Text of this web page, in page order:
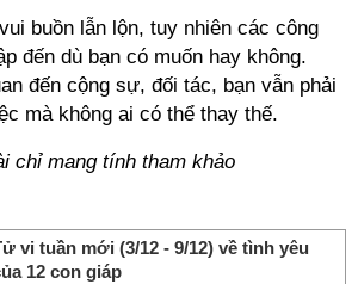
buồn lẫn lộn, tuy nhiên các công
đến dù bạn có muốn hay không.
đến cộng sự, đối tác, bạn vẫn phải
mà không ai có thể thay thế.
chỉ mang tính tham khảo
vi tuần mới (3/12 - 9/12) về tình yêu
12 con giáp